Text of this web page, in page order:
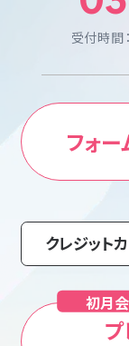
受付時間
フォ
クレジット
初月